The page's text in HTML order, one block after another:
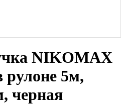
NIKOMAX
рулоне 5м,
черная